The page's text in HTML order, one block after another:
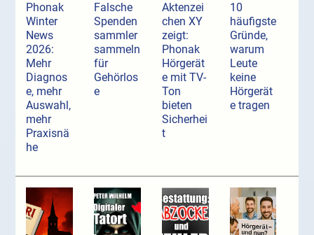
Phonak
Winter
News
2026:
Mehr
Diagnos
e, mehr
Auswahl,
mehr
Praxisnä
he
Falsche
Spenden
sammler
sammeln
für
Gehörlos
e
Aktenzei
chen XY
zeigt:
Phonak
Hörgerät
e mit TV-
Ton
bieten
Sicherhei
t
10
häufigste
Gründe,
warum
Leute
keine
Hörgerät
e tragen